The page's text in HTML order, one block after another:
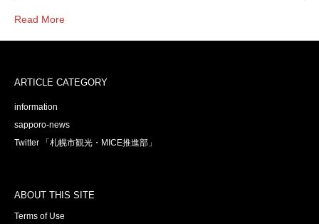
Read More
ARTICLE CATEGORY
information
sapporo-news
Twitter 「札幌市観光・MICE推進部」
ABOUT THIS SITE
Terms of Use